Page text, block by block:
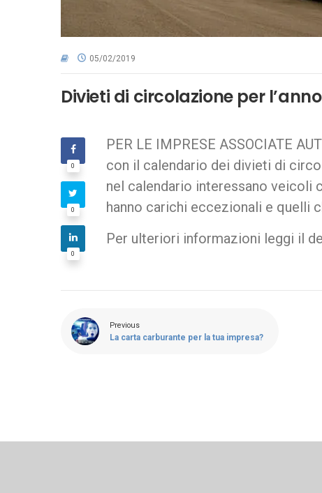
05/02/2019
Divieti di circolazione per l’anno
PER LE IMPRESE ASSOCIATE
con il calendario dei divieti di
nel calendario interessano veicoli
hanno carichi eccezionali e quelli
Per ulteriori informazioni leggi il
0
0
0
Previous
La carta carburante per la tua impresa?